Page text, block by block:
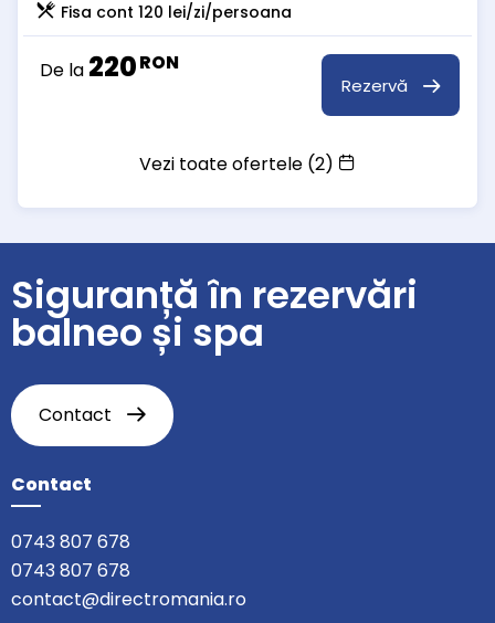
Fisa cont 120 lei/zi/persoana
De la 220RON
Rezervă
Vezi toate ofertele (2)
Siguranță în rezervări
balneo și spa
Contact
Contact
0743 807 678
0743 807 678
contact@directromania.ro